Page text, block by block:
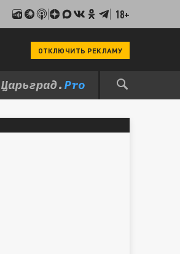
18+
ОТКЛЮЧИТЬ РЕКЛАМУ